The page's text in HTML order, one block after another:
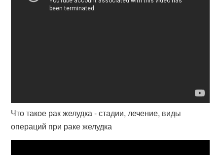
Что такое рак желудка - стадии, лечение, виды
операций при раке желудка